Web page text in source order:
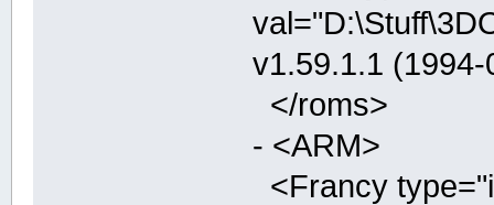
v1.59.1.1
</roms>
- <ARM>
<Francy